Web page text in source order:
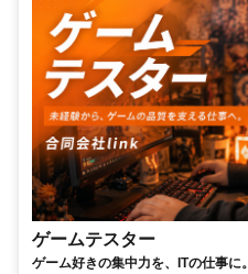
ゲームテスター
ゲーム好きの集中力を、ITの仕事に。